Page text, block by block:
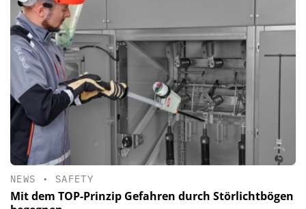
NEWS • SAFETY
Mit dem TOP-Prinzip Gefahren durch Störlichtbögen